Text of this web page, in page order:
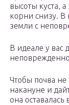
высоты куста,
корни снизу. В
земли с
В идеале у вас
Чтобы почва не
накануне и
она